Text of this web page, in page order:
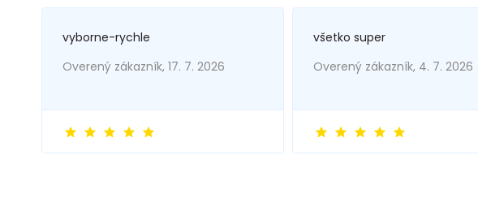
vyborne-rychle
Overený zákazník, 17. 7. 2026
všetko super
Overený zákazník, 4. 7. 2026